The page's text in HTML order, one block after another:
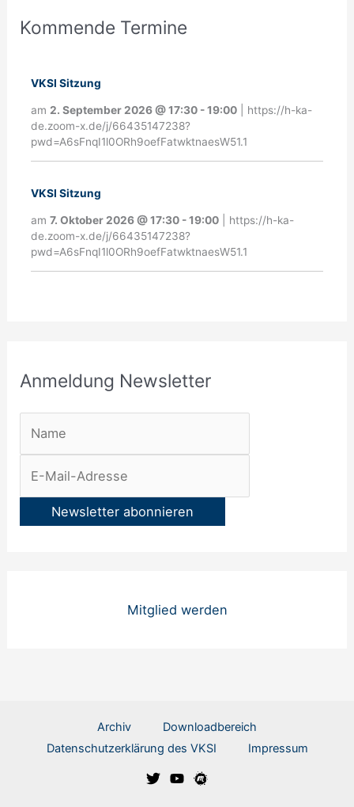
Kommende Termine
VKSI Sitzung
am 2. September 2026@17:30 -19:00
https://h-ka-
de.zoom-x.de/j/66435147238?
pwd=A6sFnqI1l0ORh9oefFatwktnaesW51.1
VKSI Sitzung
am7. Oktober 2026@17:30 -19:00
https://h-ka-
de.zoom-x.de/j/66435147238?
pwd=A6sFnqI1l0ORh9oefFatwktnaesW51.1
Anmeldung Newsletter
n
t
r
Mitglied werden
Archiv
Downloadbereich
Datenschutzerklärung des VKSI
Impressum